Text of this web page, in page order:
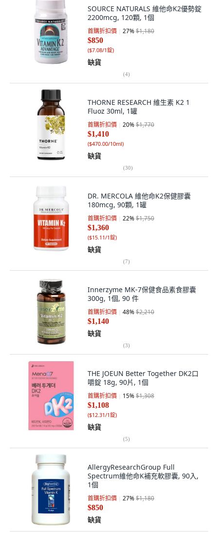
SOURCE NATURALS 維他命K2優勢錠
2200mcg, 120顆, 1個
首購折扣價 27%$1,180
$850
($7.08/1錠)
缺貨
(4)
THORNE RESEARCH 維生素 K2 1
Fluoz 30ml, 1罐
首購折扣價 20%$1,770
$1,410
($470.00/10ml)
缺貨
(30)
DR. MERCOLA 維他命K2保健膠囊
180mcg, 90顆, 1罐
首購折扣價 22%$1,750
$1,360
($15.11/1錠)
缺貨
(7)
Innerzyme MK-7保健食品素食膠囊
300g, 1個, 90 件
首購折扣價 48%$2,210
$1,140
缺貨
(3)
THE JOEUN Better Together DK2口
嚼錠 18g, 90片, 1個
首購折扣價 15%$1,308
$1,108
($12.31/1錠)
缺貨
(5)
AllergyResearchGroup Full
Spectrum維他命K補充軟膠囊, 90入,
1個
首購折扣價 27%$1,180
$850
缺貨